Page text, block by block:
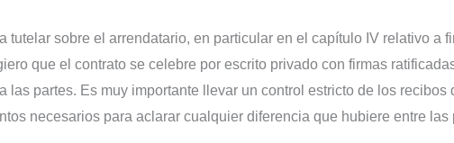
tutelar sobre el arrendatario, en particular en el capítulo IV relativo a
que el contrato se celebre por escrito privado con firmas
las partes. Es muy importante llevar un control estricto de los recibos
necesarios para aclarar cualquier diferencia que hubiere entre las